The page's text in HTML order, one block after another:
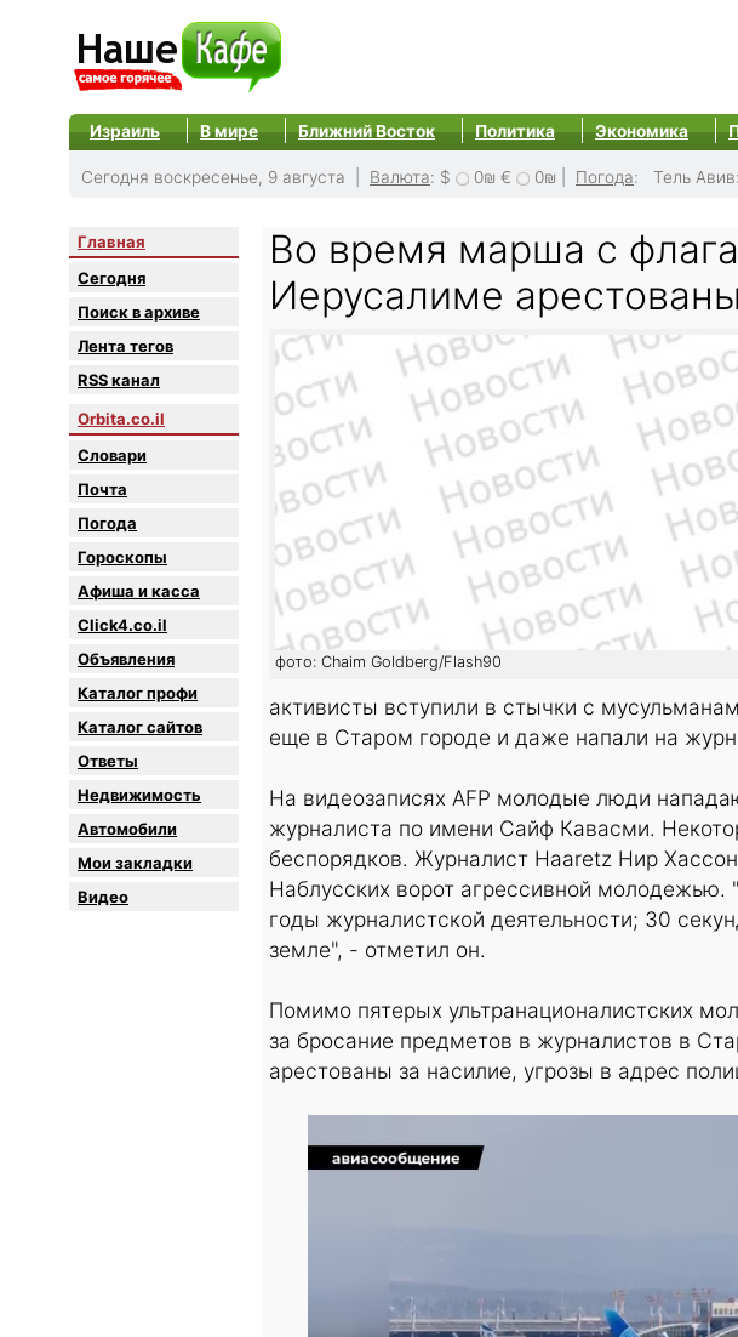
Израиль В мире Ближний Восток Политика Экономика
Сегодня воскресенье, 9 августа | Валюта: $ 0₪ € 0₪ Погода: Тель Авив:
Главная
Сегодня
Поиск в архиве
Лента тегов
RSS канал
Orbita.co.il
Словари
Почта
Погода
Гороскопы
Афиша и касса
Click4.co.il
Объявления
Каталог профи
Каталог сайтов
Oтветы
Недвижимость
Автомобили
Мои закладки
Видео
Во время марша с
Иерусалиме
фото: Chaim Goldberg/Flash90
активисты вступили в стычки с
еще в Старом городе и даже напали на
На видеозаписях AFP молодые люди
журналиста по имени Сайф Кавасми.
беспорядков. Журналист Haaretz Нир
Наблусских ворот агрессивной
годы журналистской деятельности; 30
земле", - отметил он.
Помимо пятерых ультранационалистских
за бросание предметов в журналистов в
арестованы за насилие, угрозы в адрес